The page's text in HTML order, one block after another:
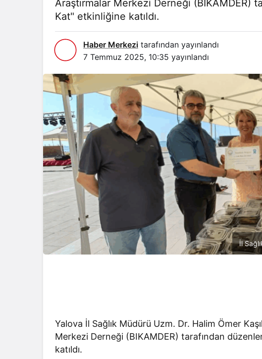
Araştırmalar Merkezi Derneği (BIKAMDER)
Kat" etkinliğine katıldı.
Haber Merkezi tarafından yayınlandı
7 Temmuz 2025, 10:35 yayınlandı
İl
Yalova İl Sağlık Müdürü Uzm. Dr. Halim Ömer
Merkezi Derneği (BIKAMDER) tarafından
katıldı.